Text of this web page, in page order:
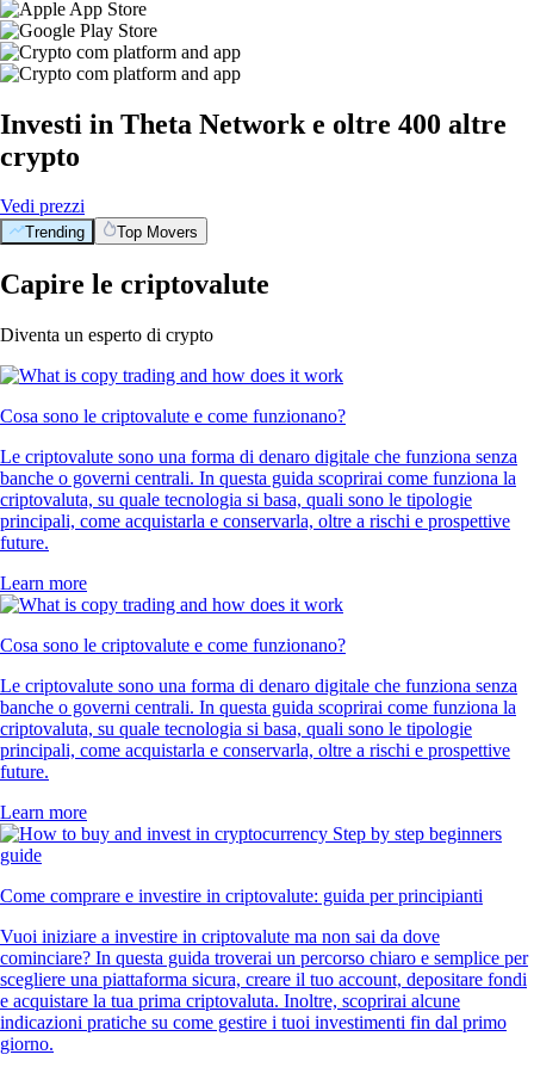
Investi in Theta Network e oltre 400 altre
crypto
Vedi prezzi
Trending Top Movers
Capire le criptovalute
Diventa un esperto di crypto
Cosa sono le criptovalute e come funzionano?
Le criptovalute sono una forma di denaro digitale che funziona senza
banche o governi centrali. In questa guida scoprirai come funziona la
criptovaluta, su quale tecnologia si basa, quali sono le tipologie
principali, come acquistarla e conservarla, oltre a rischi e prospettive
future.
Learn more
Cosa sono le criptovalute e come funzionano?
Le criptovalute sono una forma di denaro digitale che funziona senza
banche o governi centrali. In questa guida scoprirai come funziona la
criptovaluta, su quale tecnologia si basa, quali sono le tipologie
principali, come acquistarla e conservarla, oltre a rischi e prospettive
future.
Learn more
Come comprare e investire in criptovalute: guida per principianti
Vuoi iniziare a investire in criptovalute ma non sai da dove
cominciare? In questa guida troverai un percorso chiaro e semplice per
scegliere una piattaforma sicura, creare il tuo account, depositare fondi
e acquistare la tua prima criptovaluta. Inoltre, scoprirai alcune
indicazioni pratiche su come gestire i tuoi investimenti fin dal primo
giorno.